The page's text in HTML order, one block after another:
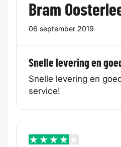
Bram
06 september 2019
Snelle levering en
Snelle levering en
service!
4 / 5